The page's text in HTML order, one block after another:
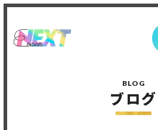
BLOG
ブログ